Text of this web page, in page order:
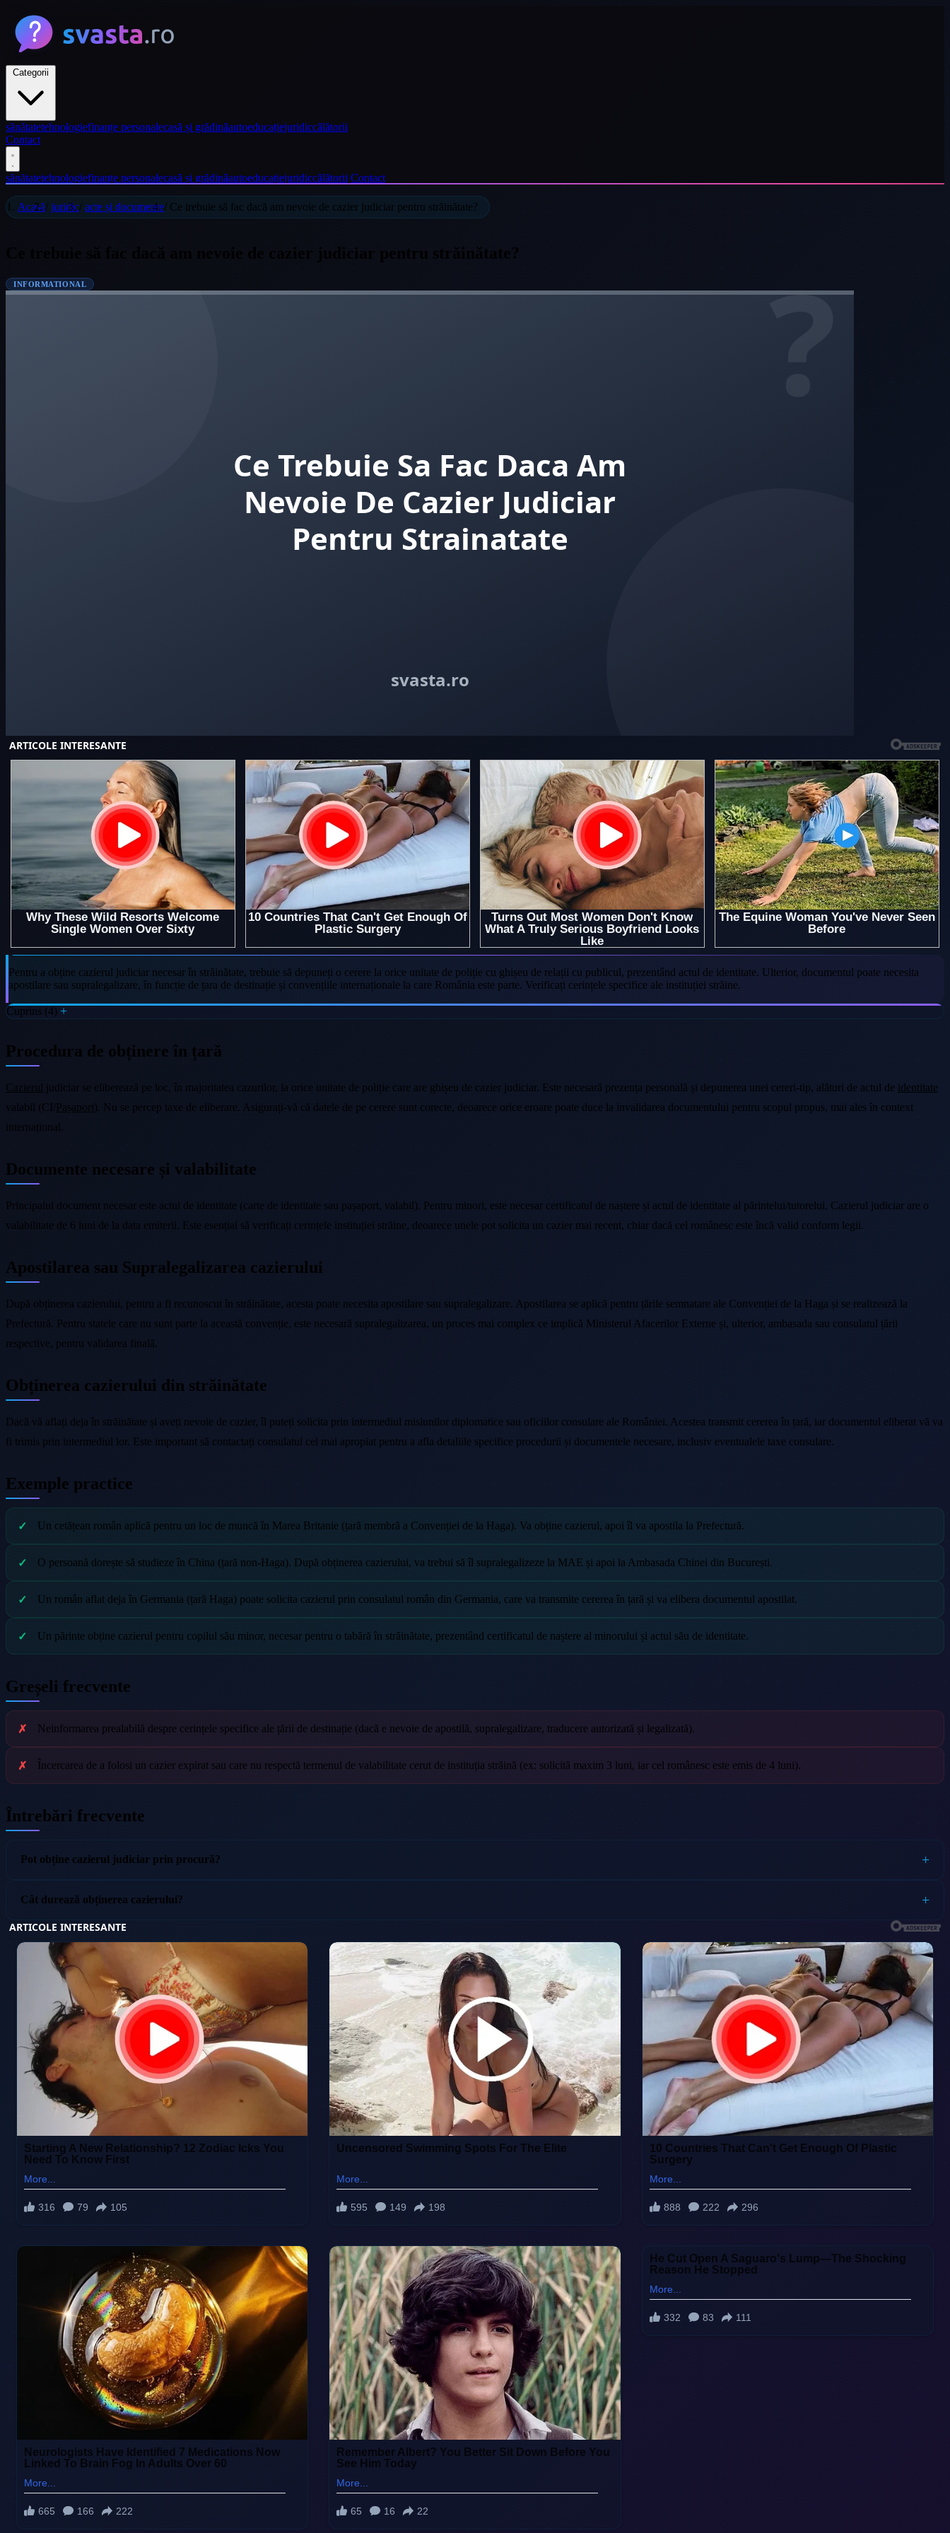
sănătatetehnologiefinanțe personalecasă și grădinăautoeducațiejuridiccălătorii
Contact
sănătatetehnologiefinanțe personalecasă și grădinăautoeducațiejuridiccălătorii Contact
Acasă/ juridic/ acte și documente/ Ce trebuie să fac dacă am nevoie de cazier judiciar pentru străinătate?
Ce trebuie să fac dacă am nevoie de cazier judiciar pentru străinătate?
INFORMATIONAL
Pentru a obține cazierul judiciar necesar în străinătate, trebuie să depuneți o cerere la orice unitate de poliție cu ghișeu de relații cu publicul, prezentând actul de identitate. Ulterior, documentul poate necesita
apostilare sau supralegalizare, în funcție de țara de destinație și convențiile internaționale la care România este parte. Verificați cerințele specifice ale instituției străine.
Cuprins (4)
Procedura de obținere în țară
Cazierul judiciar se eliberează pe loc, în majoritatea cazurilor, la orice unitate de poliție care are ghișeu de cazier judiciar. Este necesară prezența personală și depunerea unei cereri-tip, alături de actul de identitate
valabil (CI/ Pașaport ). Nu se percep taxe de eliberare. Asigurați-vă că datele de pe cerere sunt corecte, deoarece orice eroare poate duce la invalidarea documentului pentru scopul propus, mai ales în context
internațional.
Documente necesare și valabilitate
Principalul document necesar este actul de identitate (carte de identitate sau pașaport, valabil). Pentru minori, este necesar certificatul de naștere și actul de identitate al părintelui/tutorelui. Cazierul judiciar are o
valabilitate de 6 luni de la data emiterii. Este esențial să verificați cerințele instituției străine, deoarece unele pot solicita un cazier mai recent, chiar dacă cel românesc este încă valid conform legii.
Apostilarea sau Supralegalizarea cazierului
După obținerea cazierului, pentru a fi recunoscut în străinătate, acesta poate necesita apostilare sau supralegalizare. Apostilarea se aplică pentru țările semnatare ale Convenției de la Haga și se realizează la
Prefectură. Pentru statele care nu sunt parte la această convenție, este necesară supralegalizarea, un proces mai complex ce implică Ministerul Afacerilor Externe și, ulterior, ambasada sau consulatul țării
respective, pentru validarea finală.
Obținerea cazierului din străinătate
Dacă vă aflați deja în străinătate și aveți nevoie de cazier, îl puteți solicita prin intermediul misiunilor diplomatice sau oficiilor consulare ale României. Acestea transmit cererea în țară, iar documentul eliberat vă va
fi trimis prin intermediul lor. Este important să contactați consulatul cel mai apropiat pentru a afla detaliile specifice procedurii și documentele necesare, inclusiv eventualele taxe consulare.
Exemple practice
Un cetățean român aplică pentru un loc de muncă în Marea Britanie (țară membră a Convenției de la Haga). Va obține cazierul, apoi îl va apostila la Prefectură.
O persoană dorește să studieze în China (țară non-Haga). După obținerea cazierului, va trebui să îl supralegalizeze la MAE și apoi la Ambasada Chinei din București.
Un român aflat deja în Germania (țară Haga) poate solicita cazierul prin consulatul român din Germania, care va transmite cererea în țară și va elibera documentul apostilat.
Un părinte obține cazierul pentru copilul său minor, necesar pentru o tabără în străinătate, prezentând certificatul de naștere al minorului și actul său de identitate.
Greșeli frecvente
Neinformarea prealabilă despre cerințele specifice ale țării de destinație (dacă e nevoie de apostilă, supralegalizare, traducere autorizată și legalizată).
Încercarea de a folosi un cazier expirat sau care nu respectă termenul de valabilitate cerut de instituția străină (ex: solicită maxim 3 luni, iar cel românesc este emis de 4 luni).
Întrebări frecvente
Pot obține cazierul judiciar prin procură?
Cât durează obținerea cazierului?